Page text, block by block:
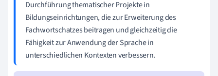
Durchführung thematischer Projekte in
Bildungseinrichtungen, die zur Erweiterung des
Fachwortschatzes beitragen und gleichzeitig die
Fähigkeit zur Anwendung der Sprache in
unterschiedlichen Kontexten verbessern.